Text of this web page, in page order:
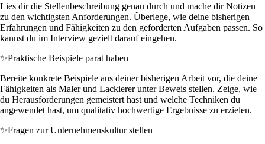
Lies dir die Stellenbeschreibung genau durch und mache dir Notizen
zu den wichtigsten Anforderungen. Überlege, wie deine bisherigen
Erfahrungen und Fähigkeiten zu den geforderten Aufgaben passen. So
kannst du im Interview gezielt darauf eingehen.
✨Praktische Beispiele parat haben
Bereite konkrete Beispiele aus deiner bisherigen Arbeit vor, die deine
Fähigkeiten als Maler und Lackierer unter Beweis stellen. Zeige, wie
du Herausforderungen gemeistert hast und welche Techniken du
angewendet hast, um qualitativ hochwertige Ergebnisse zu erzielen.
✨Fragen zur Unternehmenskultur stellen